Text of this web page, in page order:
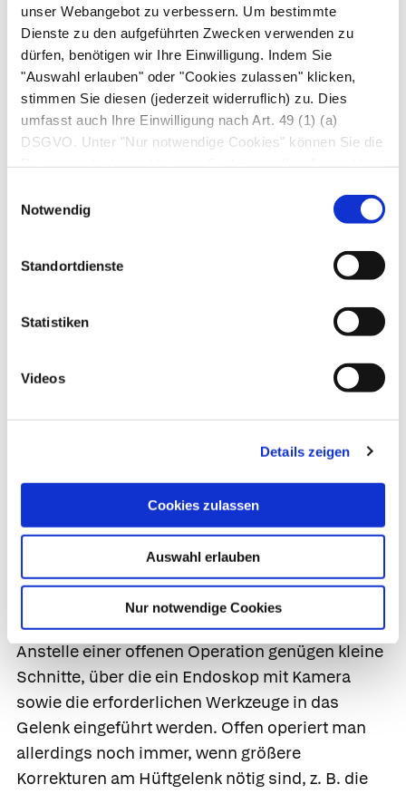
unser Webangebot zu verbessern. Um bestimmte
Dienste zu den aufgeführten Zwecken verwenden zu
dürfen, benötigen wir Ihre Einwilligung. Indem Sie
"Auswahl erlauben" oder "Cookies zulassen" klicken,
stimmen Sie diesen (jederzeit widerruflich) zu. Dies
umfasst auch Ihre Einwilligung nach Art. 49 (1) (a)
DSGVO. Unter "Nur notwendige Cookies" können Sie die
Notwendig
Standortdienste
Statistiken
Videos
Details zeigen
Cookies zulassen
Auswahl erlauben
Nur notwendige Cookies
Physikalische Maßnahmen.Viele Betroffene
profitieren von Fangobehandlungen,
Elektrotherapie (TENS) oder warmen Bädern.
Physiotherapie. Eine kräftige Hüftmuskulatur
entlastet das Hüftgelenk. Deswegen empfehlen
Physiotherapeut*innen gezielte kräftigende
empfiehlt"). Trainiert werden darf aber nur im
muss die Hüfte geschont werden.
Operativ
auslösenden Ursachen des Hüftimpingements
Gelenkkopf oder Gelenkpfanne abtragen und
freie Knorpelteilchen entfernen. Beim CAM-
Impingement schleift die Operateur*in
außerdem den Oberschenkelhals zurecht und
stabilisiert die Gelenklippe.
Heute ist ein solcher Eingriff meist im Rahmen
einer Gelenkspiegelung (Arthroskopie) möglich.
Anstelle einer offenen Operation genügen kleine
Schnitte, über die ein Endoskop mit Kamera
sowie die erforderlichen Werkzeuge in das
Gelenk eingeführt werden. Offen operiert man
allerdings noch immer, wenn größere
Korrekturen am Hüftgelenk nötig sind, z. B. die